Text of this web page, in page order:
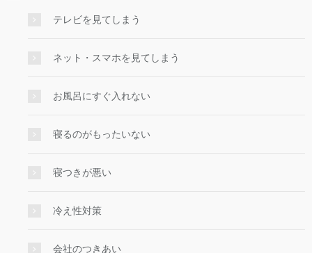
テレビを見てしまう
ネット・スマホを見てしまう
お風呂にすぐ入れない
寝るのがもったいない
寝つきが悪い
冷え性対策
会社のつきあい